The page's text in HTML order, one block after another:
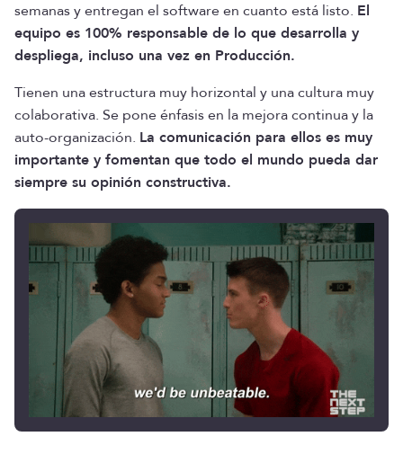
semanas y entregan el software en cuanto está listo. El
equipo es 100% responsable de lo que desarrolla y
despliega, incluso una vez en Producción.
Tienen una estructura muy horizontal y una cultura muy
colaborativa. Se pone énfasis en la mejora continua y la
auto-organización. La comunicación para ellos es muy
importante y fomentan que todo el mundo pueda dar
siempre su opinión constructiva.